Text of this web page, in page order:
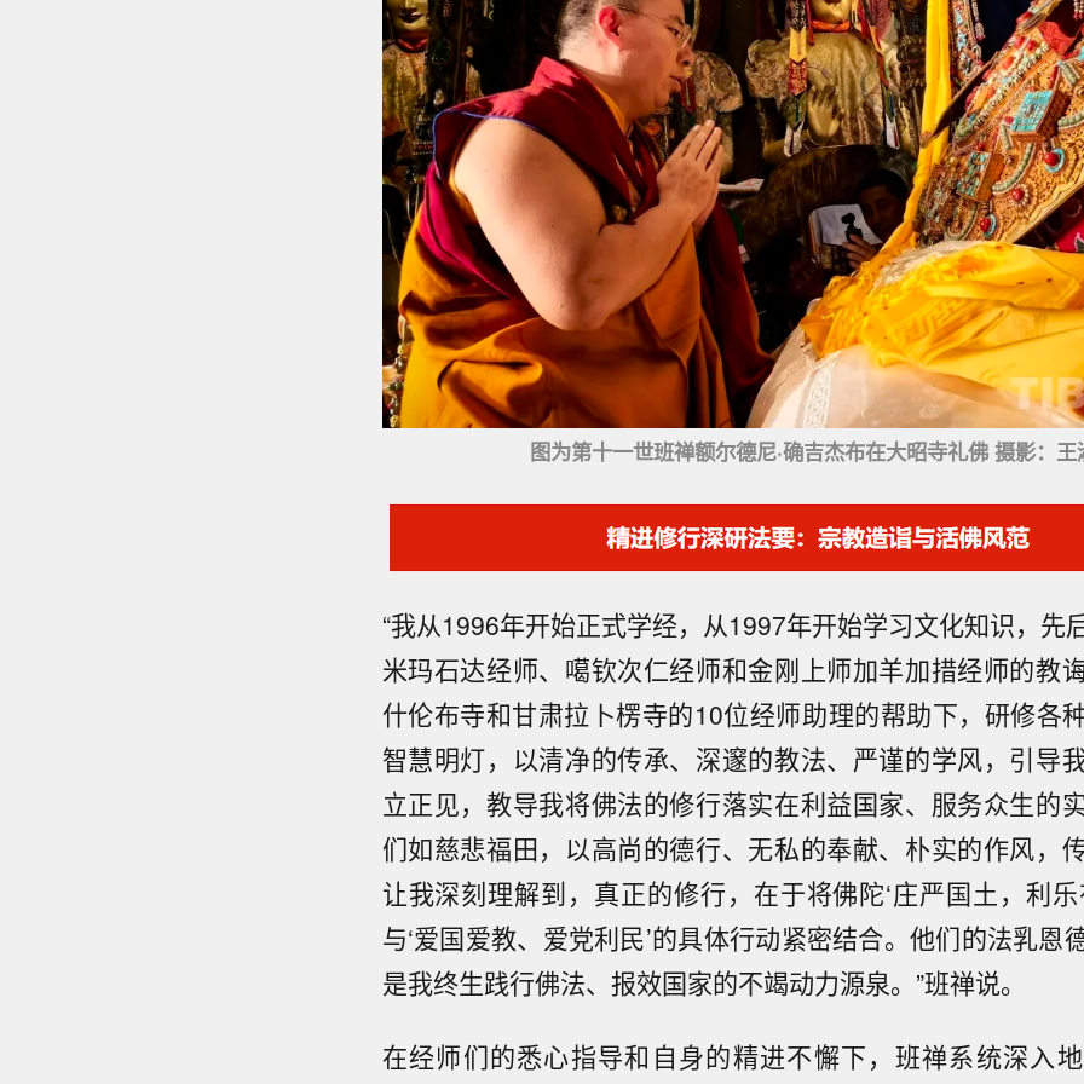
图为第十一世班禅额尔德尼·确吉杰布在大昭寺礼佛 摄影：王
“我从1996年开始正式学经，从1997年开始学习文化知识，先
米玛石达经师、噶钦次仁经师和金刚上师加羊加措经师的教
什伦布寺和甘肃拉卜楞寺的10位经师助理的帮助下，研修各
智慧明灯，以清净的传承、深邃的教法、严谨的学风，引导
立正见，教导我将佛法的修行落实在利益国家、服务众生的
们如慈悲福田，以高尚的德行、无私的奉献、朴实的作风，
让我深刻理解到，真正的修行，在于将佛陀‘庄严国土，利
与‘爱国爱教、爱党利民’的具体行动紧密结合。他们的法乳恩
是我终生践行佛法、报效国家的不竭动力源泉。”班禅说。
在经师们的悉心指导和自身的精进不懈下，班禅系统深入